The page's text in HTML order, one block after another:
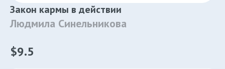
Закон кармы в действии
Людмила Синельникова
$9.5